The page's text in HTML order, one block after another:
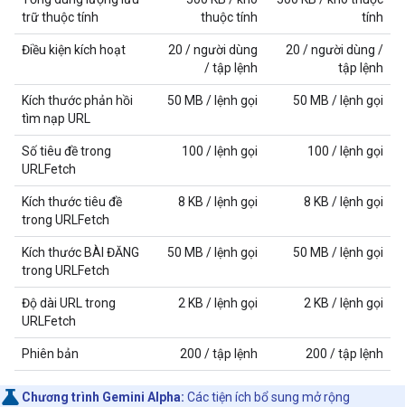
trữ thuộc tính
thuộc tính
tính
Điều kiện kích hoạt
20 / người dùng
/ tập lệnh
20 / người dùng /
tập lệnh
Kích thước phản hồi
tìm nạp URL
50 MB / lệnh gọi 50 MB / lệnh gọi
Số tiêu đề trong
URLFetch
100 / lệnh gọi 100 / lệnh gọi
Kích thước tiêu đề
trong URLFetch
8 KB / lệnh gọi 8 KB / lệnh gọi
Kích thước BÀI ĐĂNG
trong URLFetch
50 MB / lệnh gọi 50 MB / lệnh gọi
Độ dài URL trong
URLFetch
2 KB / lệnh gọi 2 KB / lệnh gọi
Phiên bản 200 / tập lệnh 200 / tập lệnh
Chương trình Gemini Alpha: Các tiện ích bổ sung mở rộng